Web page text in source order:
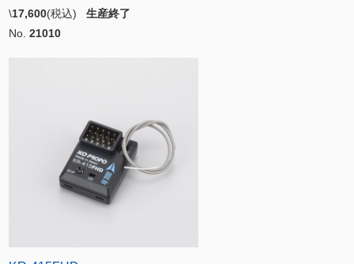
\17,600(税込) 生産終了
No. 21010